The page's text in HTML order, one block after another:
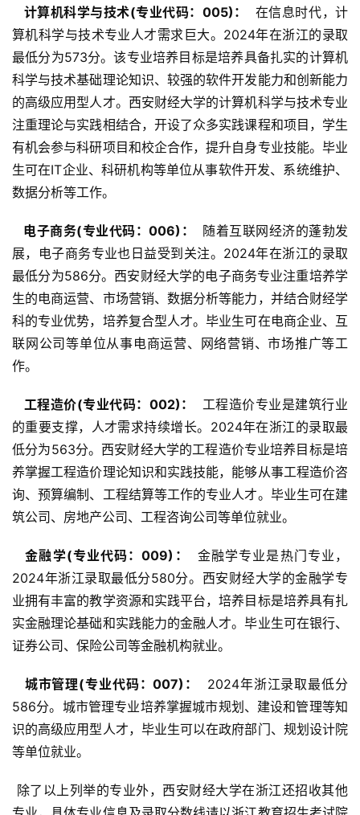
  计算机科学与技术(专业代码：005)：
在信息时代，计
算机科学与技术专业人才需求巨大。2024年在浙江的录取
最低分为573分。该专业培养目标是培养具备扎实的计算机
科学与技术基础理论知识、较强的软件开发能力和创新能力
的高级应用型人才。西安财经大学的计算机科学与技术专业
注重理论与实践相结合，开设了众多实践课程和项目，学生
有机会参与科研项目和校企合作，提升自身专业技能。毕业
生可在IT企业、科研机构等单位从事软件开发、系统维护、
数据分析等工作。
  电子商务(专业代码：006)：
随着互联网经济的蓬勃发
展，电子商务专业也日益受到关注。2024年在浙江的录取
最低分为586分。西安财经大学的电子商务专业注重培养学
生的电商运营、市场营销、数据分析等能力，并结合财经学
科的专业优势，培养复合型人才。毕业生可在电商企业、互
联网公司等单位从事电商运营、网络营销、市场推广等工
作。
  工程造价(专业代码：002)：
工程造价专业是建筑行业
的重要支撑，人才需求持续增长。2024年在浙江的录取最
低分为563分。西安财经大学的工程造价专业培养目标是培
养掌握工程造价理论知识和实践技能，能够从事工程造价咨
询、预算编制、工程结算等工作的专业人才。毕业生可在建
筑公司、房地产公司、工程咨询公司等单位就业。
  金融学(专业代码：009)：
金融学专业是热门专业，
2024年浙江录取最低分580分。西安财经大学的金融学专
业拥有丰富的教学资源和实践平台，培养目标是培养具有扎
实金融理论基础和实践能力的金融人才。毕业生可在银行、
证券公司、保险公司等金融机构就业。
  城市管理(专业代码：007)：
2024年浙江录取最低分
586分。城市管理专业培养掌握城市规划、建设和管理等知
识的高级应用型人才，毕业生可以在政府部门、规划设计院
等单位就业。